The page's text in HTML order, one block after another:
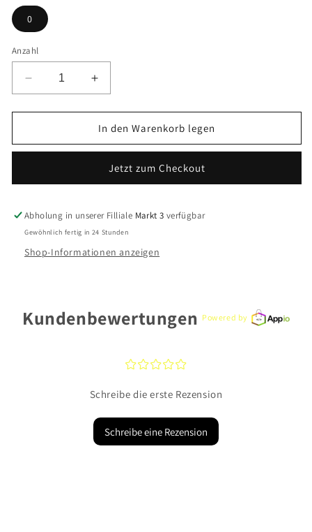
0
Anzahl
Verringere
die
Menge
FOSSIL
Erhöhe
die
Menge
für
FOSSIL
ES4949
In den Warenkorb legen
Jetzt zum Checkout
Abholung in unserer Filliale Markt 3 verfügbar
Gewöhnlich fertig in 24 Stunden
Shop-Informationen anzeigen
Kundenbewertungen Powered by
¤¤¤¤¤
Schreibe die erste Rezension
Schreibe eine Rezension